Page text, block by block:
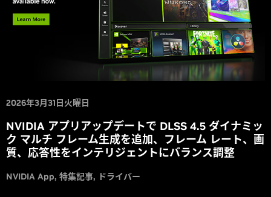
2026年3月31日火曜日
NVIDIA アプリアップデートで DLSS 4.5 ダイナミッ
ク マルチ フレーム生成を追加、フレーム レート、画
質、応答性をインテリジェントにバランス調整
NVIDIA App 特集記事 ドライバー